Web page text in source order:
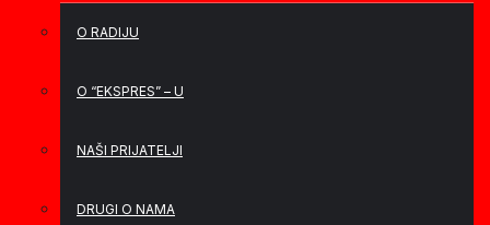
O RADIJU
O “EKSPRES” – U
NAŠI PRIJATELJI
DRUGI O NAMA